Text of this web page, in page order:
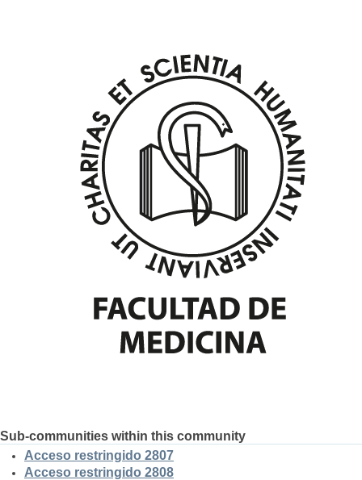
Sub-communities within this community
Acceso restringido 2807
Acceso restringido 2808